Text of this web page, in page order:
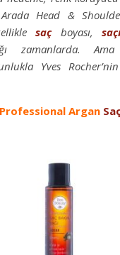
Head &
saçboyası,
zamanlarda.
Yves
Argan